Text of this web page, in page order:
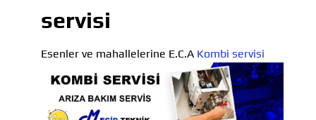
servisi
Esenler ve mahallelerine E.C.A Kombi servisi